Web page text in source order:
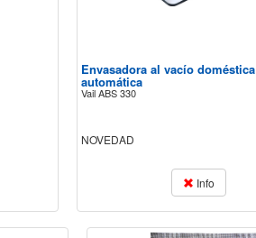
Envasadora al vacío doméstica
automática
Vail ABS 330
NOVEDAD
Info